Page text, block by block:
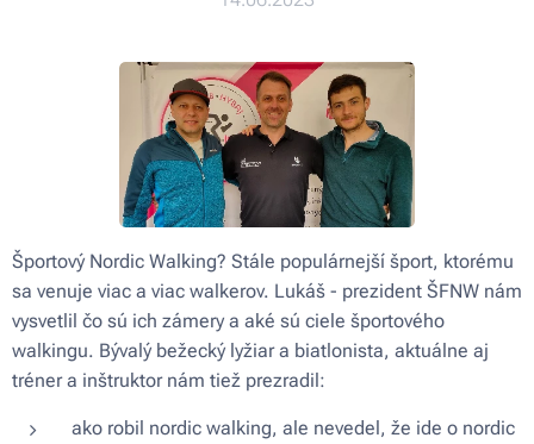
Športový Nordic Walking? Stále populárnejší šport, ktorému
sa venuje viac a viac walkerov. Lukáš - prezident ŠFNW nám
vysvetlil čo sú ich zámery a aké sú ciele športového
walkingu. Bývalý bežecký lyžiar a biatlonista, aktuálne aj
tréner a inštruktor nám tiež prezradil:
ako robil nordic walking, ale nevedel, že ide o nordic